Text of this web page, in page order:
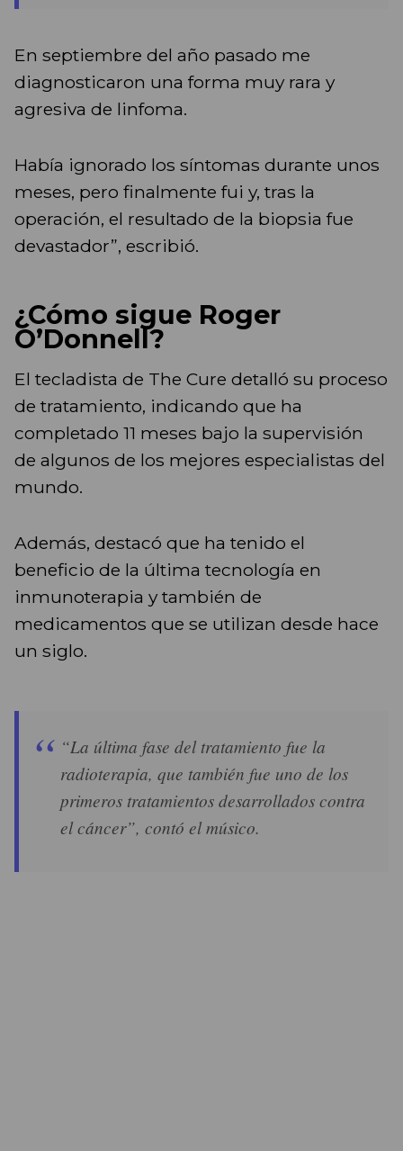
En septiembre del año pasado me
diagnosticaron una forma muy rara y
agresiva de linfoma.
Había ignorado los síntomas durante unos
meses, pero finalmente fui y, tras la
operación, el resultado de la biopsia fue
devastador”, escribió.
¿Cómo sigue Roger
O’Donnell?
El tecladista de The Cure detalló su proceso
de tratamiento, indicando que ha
completado 11 meses bajo la supervisión
de algunos de los mejores especialistas del
mundo.
Además, destacó que ha tenido el
beneficio de la última tecnología en
inmunoterapia y también de
medicamentos que se utilizan desde hace
un siglo.
“La última fase del tratamiento fue la
radioterapia, que también fue uno de los
primeros tratamientos desarrollados contra
el cáncer”, contó el músico.